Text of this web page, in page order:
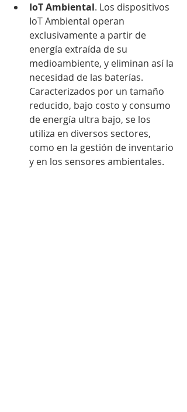
IoT Ambiental. Los dispositivos
IoT Ambiental operan
exclusivamente a partir de
energía extraída de su
medioambiente, y eliminan así la
necesidad de las baterías.
Caracterizados por un tamaño
reducido, bajo costo y consumo
de energía ultra bajo, se los
utiliza en diversos sectores,
como en la gestión de inventario
y en los sensores ambientales.